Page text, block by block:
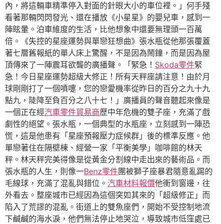
內，將這輛車精準停入對面的針眼大小的車位裡。」何手殘
看著那輛閃閃發光、還在播放《小星星》的嬰兒車，感到一
陣眩暈。泊車維度的生活，比他想象中還要無理頭一百萬
倍。《失控的星座運勢與單戀狂想曲》張水瓶從他那張覆蓋
著七層舊報紙的單人床上驚醒，不是因為鬧鐘，而是因為屋
頂傳來了一陣震耳欲聾的廣播聲。「緊急！ Skoda零件緊
急！今日星座運勢超級大修正！所有天秤座請注意！由於月
球剛剛打了一個噴嚏，您的戀愛機率從昨日的百分之九十九
點九，陡降至負百分之八十七！」廣播員的聲音聽起來像是
一個正在經汽車零件貿易商歷中年危機的雙子座，充滿了戲
劇性的絕望。張水瓶，一個典型的水瓶座，立刻感到一陣恐
慌，這是他患有「星座預報壓力症候群」後的標準反應。他
單戀著住在隔壁棟、經營一家「平衡美學」咖啡館的林天
秤。林天秤完美得像是從黃金分割線中走出來的藝術品。而
張水瓶的人生，則像一Benz零件團被獅子座暴君隨意亂踢的
毛線球，充滿了混亂與錯位。 汽車材料報價他衝到窗邊，往
外看去。整座城市已經因為這個突如其來的「超級修正」而
陷入了荒謬的混亂。街道上的雙魚座們，開始不受控制地流
下鹹鹹的海水淚，他們無法停止地哭泣，導致城市低窪處已